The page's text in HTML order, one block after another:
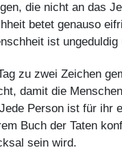
die nicht an das
betet genauso
ist
zu zwei Zeichen
damit die
Person ist für ihr
Buch der Taten
sein wird.